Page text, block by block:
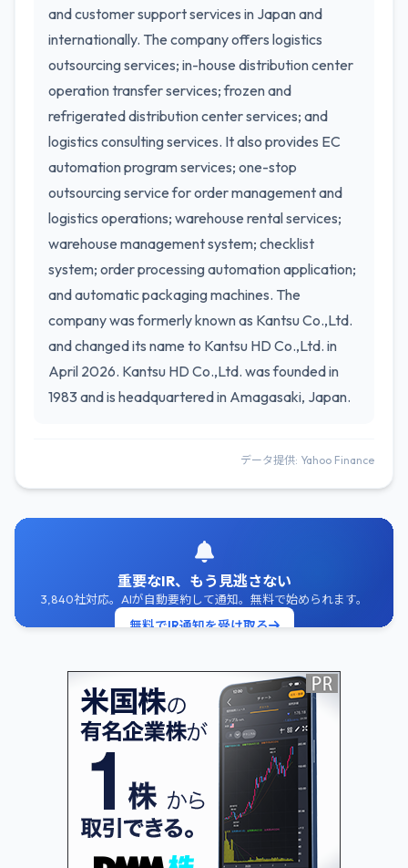
and customer support services in Japan and
internationally. The company offers logistics
outsourcing services; in-house distribution center
operation transfer services; frozen and
refrigerated distribution center services; and
logistics consulting services. It also provides EC
automation program services; one-stop
outsourcing service for order management and
logistics operations; warehouse rental services;
warehouse management system; checklist
system; order processing automation application;
and automatic packaging machines. The
company was formerly known as Kantsu Co.,Ltd.
and changed its name to Kantsu HD Co.,Ltd. in
April 2026. Kantsu HD Co.,Ltd. was founded in
1983 and is headquartered in Amagasaki, Japan.
データ提供: Yahoo Finance
重要なIR、もう見逃さない
3,840社対応。AIが自動要約して通知。無料で始められます。
無料でIR通知を受け取る